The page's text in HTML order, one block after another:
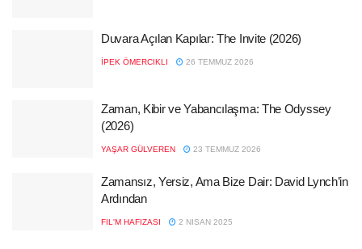
Duvara Açılan Kapılar: The Invite (2026)
İPEK ÖMERCIKLI 26 TEMMUZ 2026
Zaman, Kibir ve Yabancılaşma: The Odyssey
(2026)
YAŞAR GÜLVEREN 23 TEMMUZ 2026
Zamansız, Yersiz, Ama Bize Dair: David Lynch’in
Ardından
FIL'M HAFIZASI 2 NISAN 2025